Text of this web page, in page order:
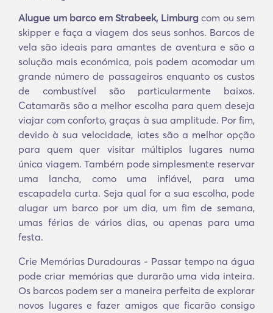
Alugue um barco em Strabeek, Limburgcom ou sem
skipper e faça a viagem dos seus sonhos. Barcos de
vela são ideais para amantes de aventura e são a
solução mais económica, pois podem acomodar um
grande número de passageiros enquanto os custos
de combustível são particularmente baixos.
Catamarãs são a melhor escolha para quem deseja
viajar com conforto, graças à sua amplitude. Por fim,
devido à sua velocidade, iates são a melhor opção
para quem quer visitar múltiplos lugares numa
única viagem. Também pode simplesmente reservar
uma lancha, como uma inflável, para uma
escapadela curta. Seja qual for a sua escolha, pode
alugar um barco por um dia, um fim de semana,
umas férias de vários dias, ou apenas para uma
festa.
Crie Memórias Duradouras - Passar tempo na água
pode criar memórias que durarão uma vida inteira.
Os barcos podem ser a maneira perfeita de explorar
novos lugares e fazer amigos que ficarão consigo